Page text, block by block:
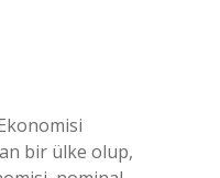
bir ülke olup,